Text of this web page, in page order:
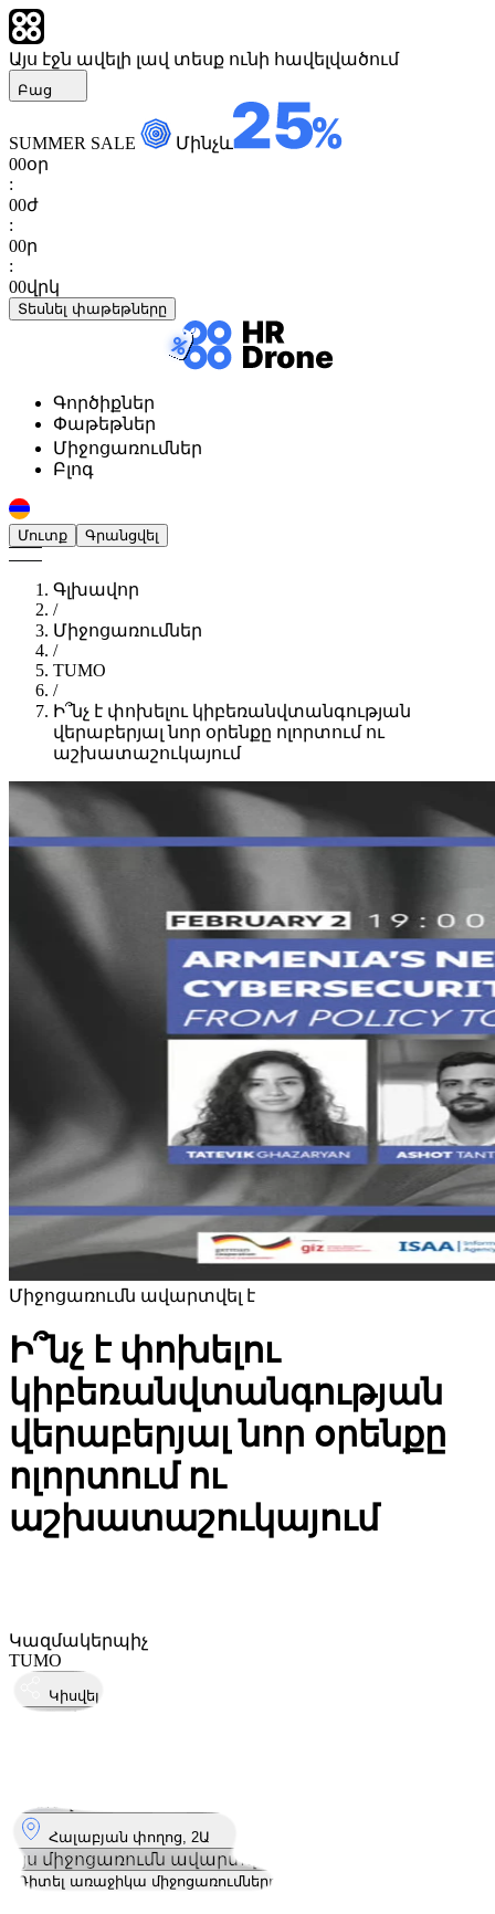
Այս էջն ավելի լավ տեսք ունի հավելվածում
Բաց
SUMMER SALE
Մինչև
00օր
:
00ժ
:
00ր
:
00վրկ
Տեսնել փաթեթները
Գործիքներ
Փաթեթներ
Միջոցառումներ
Բլոգ
Մուտք Գրանցվել
Գլխավոր
/
Միջոցառումներ
/
TUMO
/
​Ի՞նչ է փոխելու կիբեռանվտանգության
վերաբերյալ նոր օրենքը ոլորտում ու
աշխատաշուկայում
Միջոցառումն ավարտվել է
​Ի՞նչ է փոխելու
կիբեռանվտանգության
վերաբերյալ նոր օրենքը
ոլորտում ու
աշխատաշուկայում
Կազմակերպիչ
TUMO
Կիսվել
Կայացել է
Հալաբյան փողոց, 2Ա
Այս միջոցառումն ավարտվել է
Դիտել առաջիկա միջոցառումները